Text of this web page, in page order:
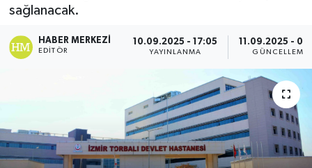
sağlanacak.
HABER MERKEZI
EDITÖR
10.09.2025 - 17:05
YAYINLANMA
11.09.2025 -
GÜNCELLEME
Son Dakika Haberleri
Haber Arşivi